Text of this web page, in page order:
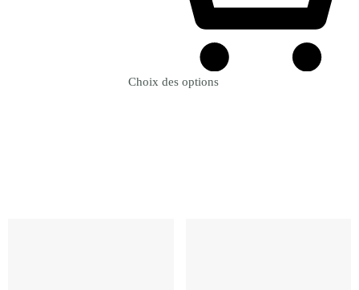
Choix des options